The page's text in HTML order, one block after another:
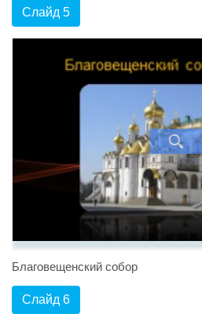
Слайд 5
Благовещенский собор
Слайд 6